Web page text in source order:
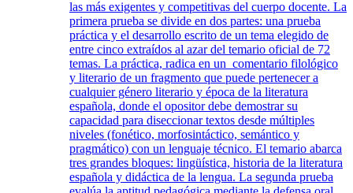
las más exigentes y competitivas del cuerpo docente. La
primera prueba se divide en dos partes: una prueba
práctica y el desarrollo escrito de un tema elegido de
entre cinco extraídos al azar del temario oficial de 72
temas. La práctica, radica en un comentario filológico
y literario de un fragmento que puede pertenecer a
cualquier género literario y época de la literatura
española, donde el opositor debe demostrar su
capacidad para diseccionar textos desde múltiples
niveles (fonético, morfosintáctico, semántico y
pragmático) con un lenguaje técnico. El temario abarca
tres grandes bloques: lingüística, historia de la literatura
española y didáctica de la lengua. La segunda prueba